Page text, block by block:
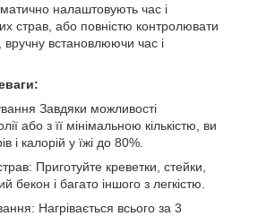
налаштовують час і
страв, або повністю контролювати
вручну встановлюючи час і
Завдяки можливості
або з її мінімальною кількістю, ви
і калорій у їжі до 80%.
Приготуйте креветки, стейки,
бекон і багато іншого з легкістю.
Нагрівається всього за 3